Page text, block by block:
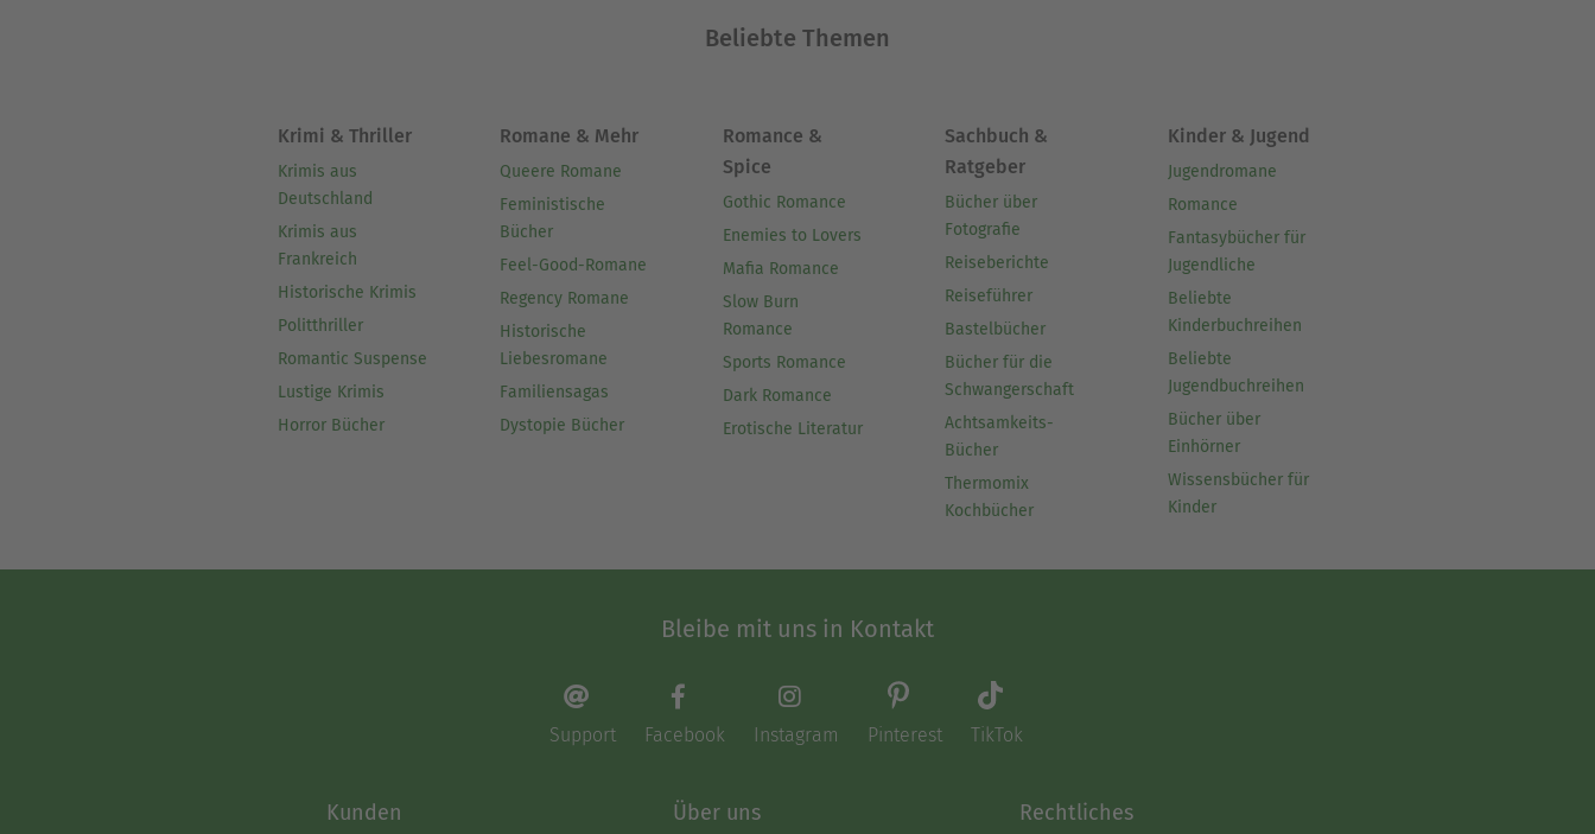
Beliebte Themen
Krimi & Thriller
Krimis aus
Deutschland
Krimis aus
Frankreich
Historische Krimis
Politthriller
Romantic Suspense
Lustige Krimis
Horror Bücher
Romane & Mehr
Queere Romane
Feministische
Bücher
Feel-Good-Romane
Regency Romane
Historische
Liebesromane
Familiensagas
Dystopie Bücher
Romance &
Spice
Gothic Romance
Enemies to Lovers
Mafia Romance
Slow Burn
Romance
Sports Romance
Dark Romance
Erotische Literatur
Sachbuch &
Ratgeber
Bücher über
Fotografie
Reiseberichte
Reiseführer
Bastelbücher
Bücher für die
Schwangerschaft
Achtsamkeits-
Bücher
Thermomix
Kochbücher
Kinder & Jugend
Jugendromane
Romance
Fantasybücher für
Jugendliche
Beliebte
Kinderbuchreihen
Beliebte
Jugendbuchreihen
Bücher über
Einhörner
Wissensbücher für
Kinder
Bleibe mit uns in Kontakt
Support Facebook Instagram Pinterest TikTok
Kunden Über uns Rechtliches